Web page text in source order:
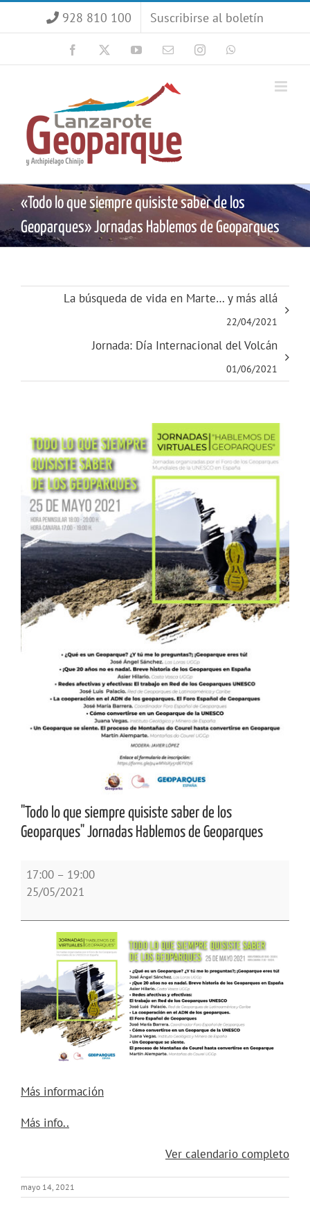
928 810 100 Suscribirse al boletín
Facebook YouTubeCorreoInstagram
«Todo lo que siempre quisiste saber de los
Geoparques» Jornadas Hablemos de Geoparques
La búsqueda de vida en Marte… y más allá
22/04/2021
Jornada: Día Internacional del Volcán
01/06/2021
imagen
más
grande
"Todo lo que siempre quisiste saber de los
Geoparques" Jornadas Hablemos de Geoparques
"Todo
lo
siempre
quisiste
los
Geoparques"
Jornadas
Hablemos
17:00 – 19:00
25/05/2021
Más información
Más info..
Ver calendario completo
mayo 14, 2021